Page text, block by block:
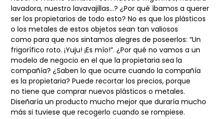
lavadora, nuestro lavavajillas…? ¿Por qué íbamos a querer
ser los propietarios de todo esto? No es que los plásticos
o los metales de estos objetos sean tan valiosos
comopara que nos sintamos alegres de poseerlos: “Un
frigorífico roto. ¡Yuju! ¡Es mío!”. ¿Porqué no vamos a un
modelo de negocio en el que la propietaria sea la
compañía? ¿Saben loque ocurre cuando la compañía
es la propietaria? Puede recortar los precios, porque
no tiene que comprar nuevos plásticos o metales.
Diseñaría un producto mucho mejor queduraría mucho
más si tuviese que recogerlo cuando se rompiese.